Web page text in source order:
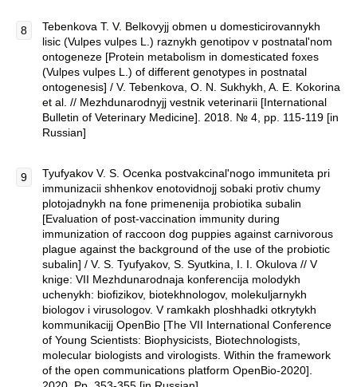
Tebenkova T. V. Belkovyjj obmen u domesticirovannykh
lisic (Vulpes vulpes L.) raznykh genotipov v postnatal'nom
ontogeneze [Protein metabolism in domesticated foxes
(Vulpes vulpes L.) of different genotypes in postnatal
ontogenesis] / V. Tebenkova, O. N. Sukhykh, A. E. Kokorina
et al. // Mezhdunarodnyjj vestnik veterinarii [International
Bulletin of Veterinary Medicine]. 2018. № 4, pp. 115-119 [in
Russian]
Tyufyakov V. S. Ocenka postvakcinal'nogo immuniteta pri
immunizacii shhenkov enotovidnojj sobaki protiv chumy
plotojadnykh na fone primenenija probiotika subalin
[Evaluation of post-vaccination immunity during
immunization of raccoon dog puppies against carnivorous
plague against the background of the use of the probiotic
subalin] / V. S. Tyufyakov, S. Syutkina, I. I. Okulova // V
knige: VII Mezhdunarodnaja konferencija molodykh
uchenykh: biofizikov, biotekhnologov, molekuljarnykh
biologov i virusologov. V ramkakh ploshhadki otkrytykh
kommunikacijj OpenBio [The VII International Conference
of Young Scientists: Biophysicists, Biotechnologists,
molecular biologists and virologists. Within the framework
of the open communications platform OpenBio-2020].